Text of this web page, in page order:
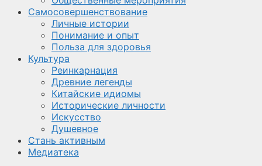
Самосовершенствование
Личные истории
Понимание и опыт
Польза для здоровья
Культура
Реинкарнация
Древние легенды
Китайские идиомы
Исторические личности
Искусство
Душевное
Стань активным
Медиатека